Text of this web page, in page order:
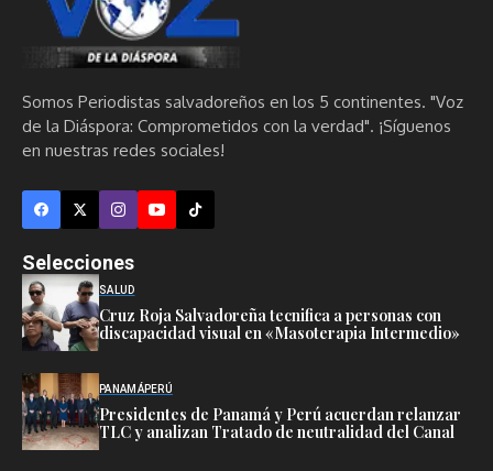
Somos Periodistas salvadoreños en los 5 continentes. "Voz
de la Diáspora: Comprometidos con la verdad". ¡Síguenos
en nuestras redes sociales!
Selecciones
SALUD
Cruz Roja Salvadoreña tecnifica a personas con
discapacidad visual en «Masoterapia Intermedio»
PANAMÁPERÚ
Presidentes de Panamá y Perú acuerdan relanzar
TLC y analizan Tratado de neutralidad del Canal